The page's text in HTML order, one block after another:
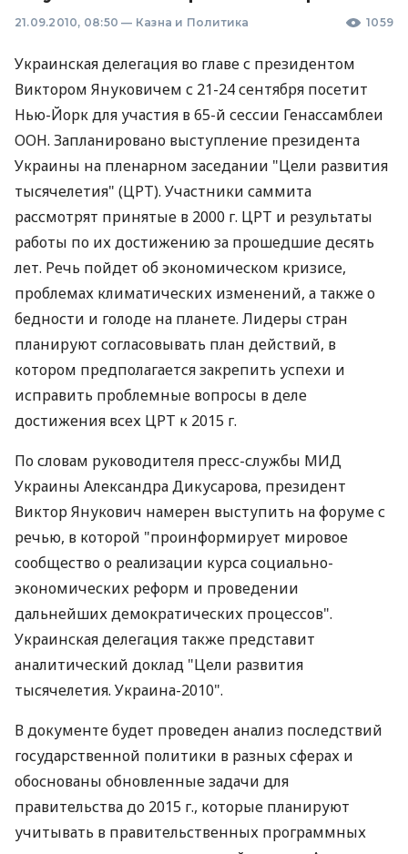
21.09.2010, 08:50 — Казна и Политика 1059
Украинская делегация во главе с президентом
Виктором Януковичем с 21-24 сентября посетит
Нью-Йорк для участия в 65-й сессии Генассамблеи
ООН. Запланировано выступление президента
Украины на пленарном заседании "Цели развития
тысячелетия" (ЦРТ). Участники саммита
рассмотрят принятые в 2000 г. ЦРТ и результаты
работы по их достижению за прошедшие десять
лет. Речь пойдет об экономическом кризисе,
проблемах климатических изменений, а также о
бедности и голоде на планете. Лидеры стран
планируют согласовывать план действий, в
котором предполагается закрепить успехи и
исправить проблемные вопросы в деле
достижения всех ЦРТ к 2015 г.
По словам руководителя пресс-службы МИД
Украины Александра Дикусарова, президент
Виктор Янукович намерен выступить на форуме с
речью, в которой "проинформирует мировое
сообщество о реализации курса социально-
экономических реформ и проведении
дальнейших демократических процессов".
Украинская делегация также представит
аналитический доклад "Цели развития
тысячелетия. Украина-2010".
В документе будет проведен анализ последствий
государственной политики в разных сферах и
обоснованы обновленные задачи для
правительства до 2015 г., которые планируют
учитывать в правительственных программных